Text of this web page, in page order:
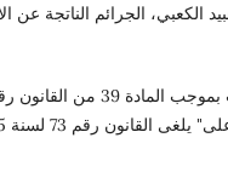
الكعبي، الجرائم الناتجة عن